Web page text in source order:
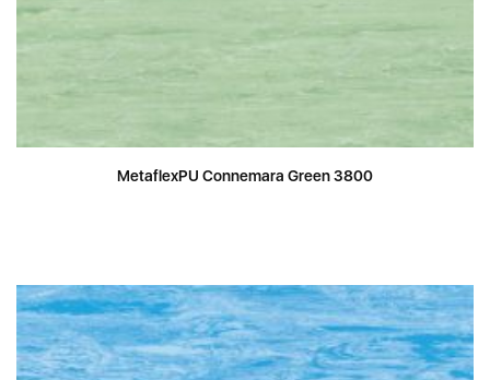
MetaflexPU Connemara Green 3800